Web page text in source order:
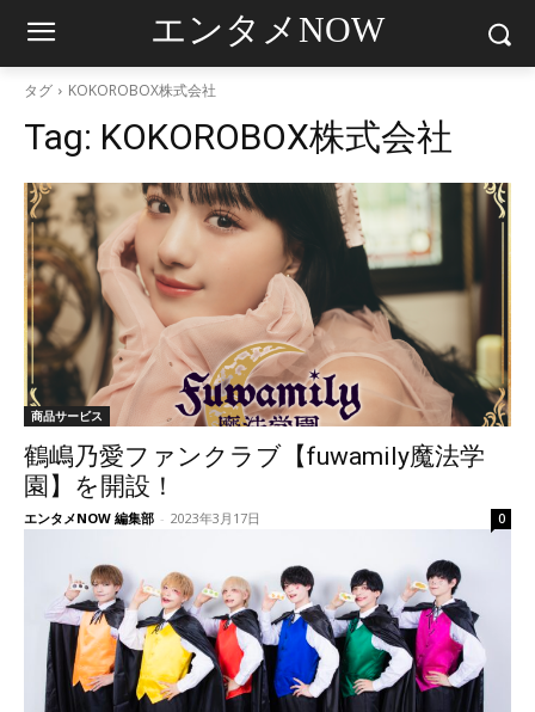
エンタメNOW
タグ KOKOROBOX株式会社
Tag: KOKOROBOX株式会社
商品サービス
鶴嶋乃愛ファンクラブ【fuwamily魔法学
園】を開設！
エンタメNOW 編集部 - 2023年3月17日 0